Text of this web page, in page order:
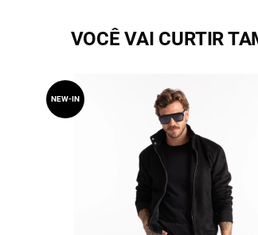
VOCÊ VAI CURTIR
NEW-IN